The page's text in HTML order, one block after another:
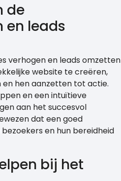
de
en leads
verhogen en leads omzetten
website te creëren,
en hen aanzetten tot actie.
en een intuïtieve
aan het succesvol
dat een goed
en hun bereidheid
bij het